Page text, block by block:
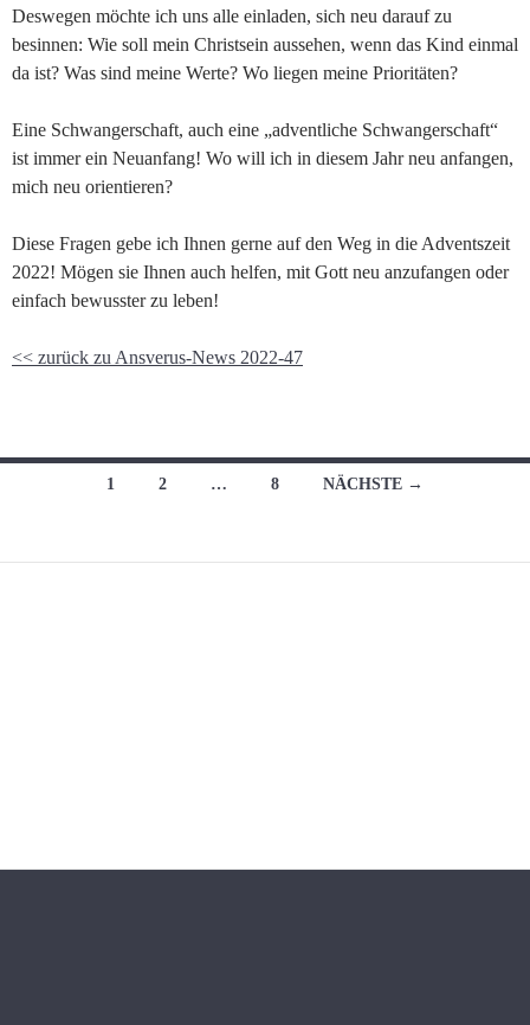
Deswegen möchte ich uns alle einladen, sich neu darauf zu
besinnen: Wie soll mein Christsein aussehen, wenn das Kind einmal
da ist? Was sind meine Werte? Wo liegen meine Prioritäten?
Eine Schwangerschaft, auch eine „adventliche Schwangerschaft“
ist immer ein Neuanfang! Wo will ich in diesem Jahr neu anfangen,
mich neu orientieren?
Diese Fragen gebe ich Ihnen gerne auf den Weg in die Adventszeit
2022! Mögen sie Ihnen auch helfen, mit Gott neu anzufangen oder
einfach bewusster zu leben!
<< zurück zu Ansverus-News 2022-47
Beitragsnavigation
1 2 … 8 NÄCHSTE →